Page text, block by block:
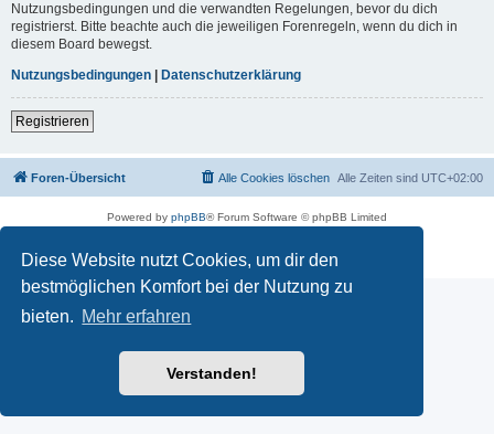
Diese Website nutzt Cookies, um dir den
bestmöglichen Komfort bei der Nutzung zu
bieten. Mehr erfahren
Verstanden!
Nutzungsbedingungen und die verwandten Regelungen, bevor du dich
registrierst. Bitte beachte auch die jeweiligen Forenregeln, wenn du dich in
diesem Board bewegst.
Nutzungsbedingungen | Datenschutzerklärung
Registrieren
Foren-Übersicht Alle Zeiten sind UTC+02:00
Alle Cookies löschen
Powered by phpBB® Forum Software © phpBB Limited
Datenschutz|Nutzungsbedingungen